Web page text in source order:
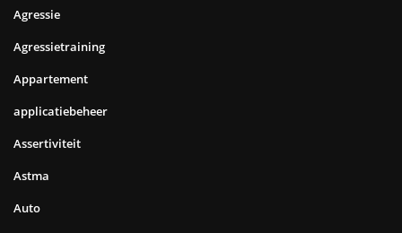
Agressie
Agressietraining
Appartement
applicatiebeheer
Assertiviteit
Astma
Auto